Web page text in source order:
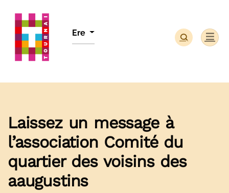
Ere
Laissez un message à
l’association Comité du
quartier des voisins des
aaugustins